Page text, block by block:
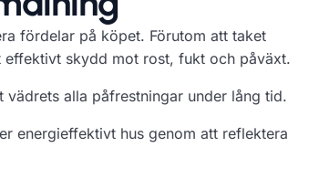
fördelar på köpet. Förutom att taket
skydd mot rost, fukt och påväxt.
alla påfrestningar under lång tid.
energieffektivt hus genom att reflektera